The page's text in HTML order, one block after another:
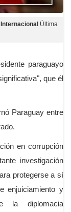
Internacional Última
paraguayo
que él
Paraguay entre
en corrupción
investigación
protegerse a sí
enjuiciamiento y
la diplomacia